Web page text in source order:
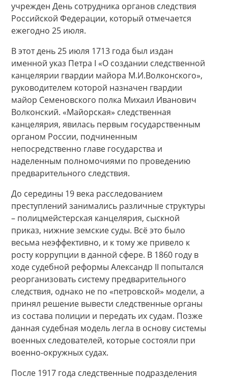
учрежден День сотрудника органов следствия
Российской Федерации, который отмечается
ежегодно 25 июля.
В этот день 25 июля 1713 года был издан
именной указ Петра I «О создании следственной
канцелярии гвардии майора М.И.Волконского»,
руководителем которой назначен гвардии
майор Семеновского полка Михаил Иванович
Волконский. «Майорская» следственная
канцелярия, явилась первым государственным
органом России, подчиненным
непосредственно главе государства и
наделенным полномочиями по проведению
предварительного следствия.
До середины 19 века расследованием
преступлений занимались различные структуры
– полицмейстерская канцелярия, сыскной
приказ, нижние земские суды. Всё это было
весьма неэффективно, и к тому же привело к
росту коррупции в данной сфере. В 1860 году в
ходе судебной реформы Александр II попытался
реорганизовать систему предварительного
следствия, однако не по «петровской» модели, а
принял решение вывести следственные органы
из состава полиции и передать их судам. Позже
данная судебная модель легла в основу системы
военных следователей, которые состояли при
военно-окружных судах.
После 1917 года следственные подразделения